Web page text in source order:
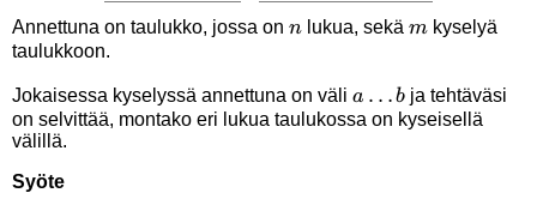
Annettuna on taulukko, jossa on n
nlukua, sekä m
mkyselyä
taulukkoon.
Jokaisessa kyselyssä annettuna on väli a
\ldots
a … b ja tehtäväsi
on selvittää, montako eri lukua taulukossa on kyseisellä
välillä.
Syöte